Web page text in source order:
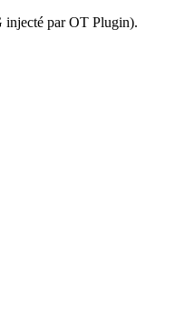
injecté par OT Plugin).